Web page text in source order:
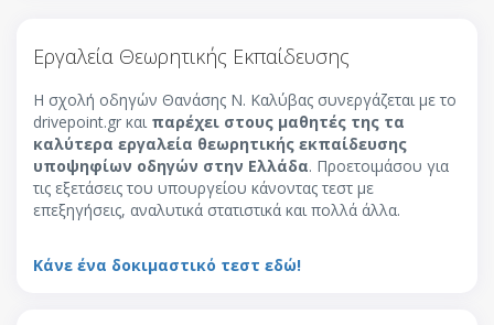
Εργαλεία Θεωρητικής Εκπαίδευσης
Η σχολή οδηγών Θανάσης Ν. Καλύβας συνεργάζεται με το
drivepoint.gr και παρέχει στους μαθητές της τα
καλύτερα εργαλεία θεωρητικής εκπαίδευσης
υποψηφίων οδηγών στην Ελλάδα. Προετοιμάσου για
τις εξετάσεις του υπουργείου κάνοντας τεστ με
επεξηγήσεις, αναλυτικά στατιστικά και πολλά άλλα.
Κάνε ένα δοκιμαστικό τεστ εδώ!